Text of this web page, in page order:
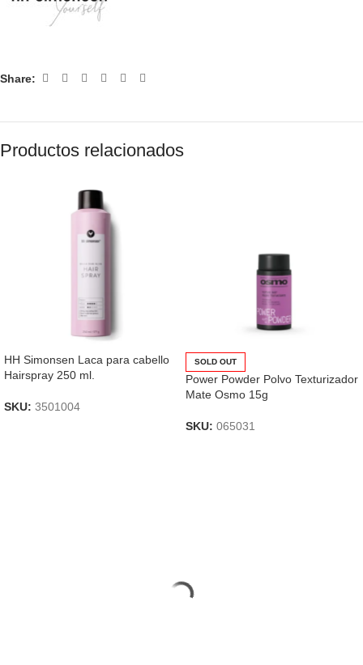
Share:
Productos relacionados
HH Simonsen Laca para cabello
Hairspray 250 ml.
SKU: 3501004
SOLD OUT
Power Powder Polvo Texturizador
Mate Osmo 15g
SKU: 065031